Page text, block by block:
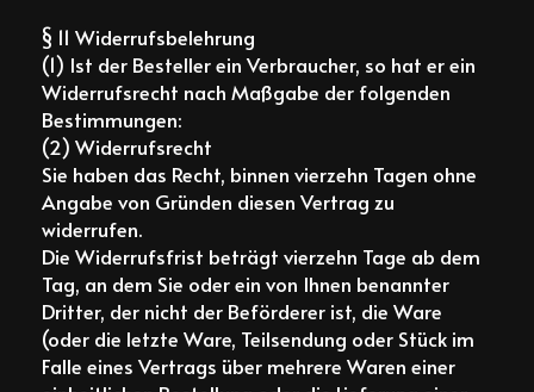
§ 11 Widerrufsbelehrung
(1) Ist der Besteller ein Verbraucher, so hat er ein
Widerrufsrecht nach Maßgabe der folgenden
Bestimmungen:
(2) Widerrufsrecht
Sie haben das Recht, binnen vierzehn Tagen ohne
Angabe von Gründen diesen Vertrag zu
widerrufen.
Die Widerrufsfrist beträgt vierzehn Tage ab dem
Tag, an dem Sie oder ein von Ihnen benannter
Dritter, der nicht der Beförderer ist, die Ware
(oder die letzte Ware, Teilsendung oder Stück im
Falle eines Vertrags über mehrere Waren einer